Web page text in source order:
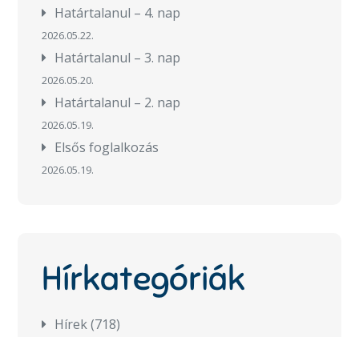
Határtalanul – 4. nap
2026.05.22.
Határtalanul – 3. nap
2026.05.20.
Határtalanul – 2. nap
2026.05.19.
Elsős foglalkozás
2026.05.19.
Hírkategóriák
Hírek(718)